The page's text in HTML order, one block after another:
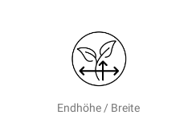
Endhöhe / Breite